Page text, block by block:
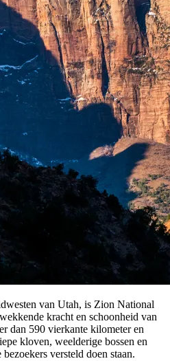
van Utah, is Zion National
kracht en schoonheid van
dan 590 vierkante kilometer en
kloven, weelderige bossen en
versteld doen staan.